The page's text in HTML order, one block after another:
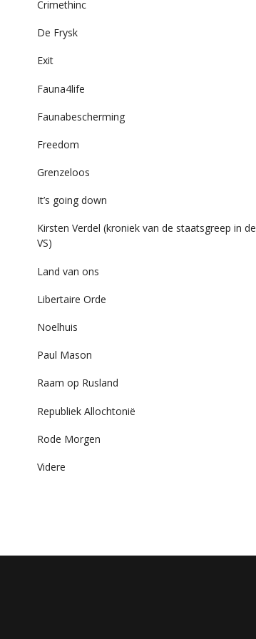
Crimethinc
De Frysk
Exit
Fauna4life
Faunabescherming
Freedom
Grenzeloos
It’s going down
Kirsten Verdel (kroniek van de staatsgreep in de
VS)
Land van ons
Libertaire Orde
Noelhuis
Paul Mason
Raam op Rusland
Republiek Allochtonië
Rode Morgen
Videre